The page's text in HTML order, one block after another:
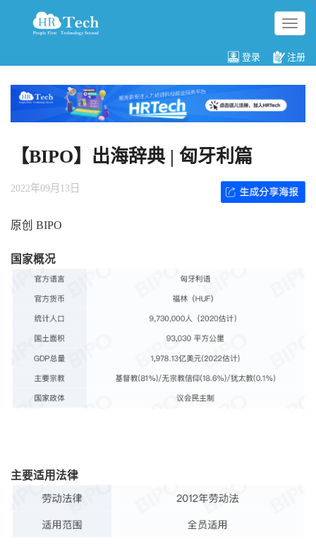
切
换
航
登录 注册
【BIPO】出海辞典 | 匈牙利篇
2022年09月13日
原创 BIPO
国家概况
主要适用法律